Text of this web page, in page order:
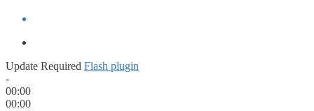
Update Required Flash plugin
-
00:00
00:00